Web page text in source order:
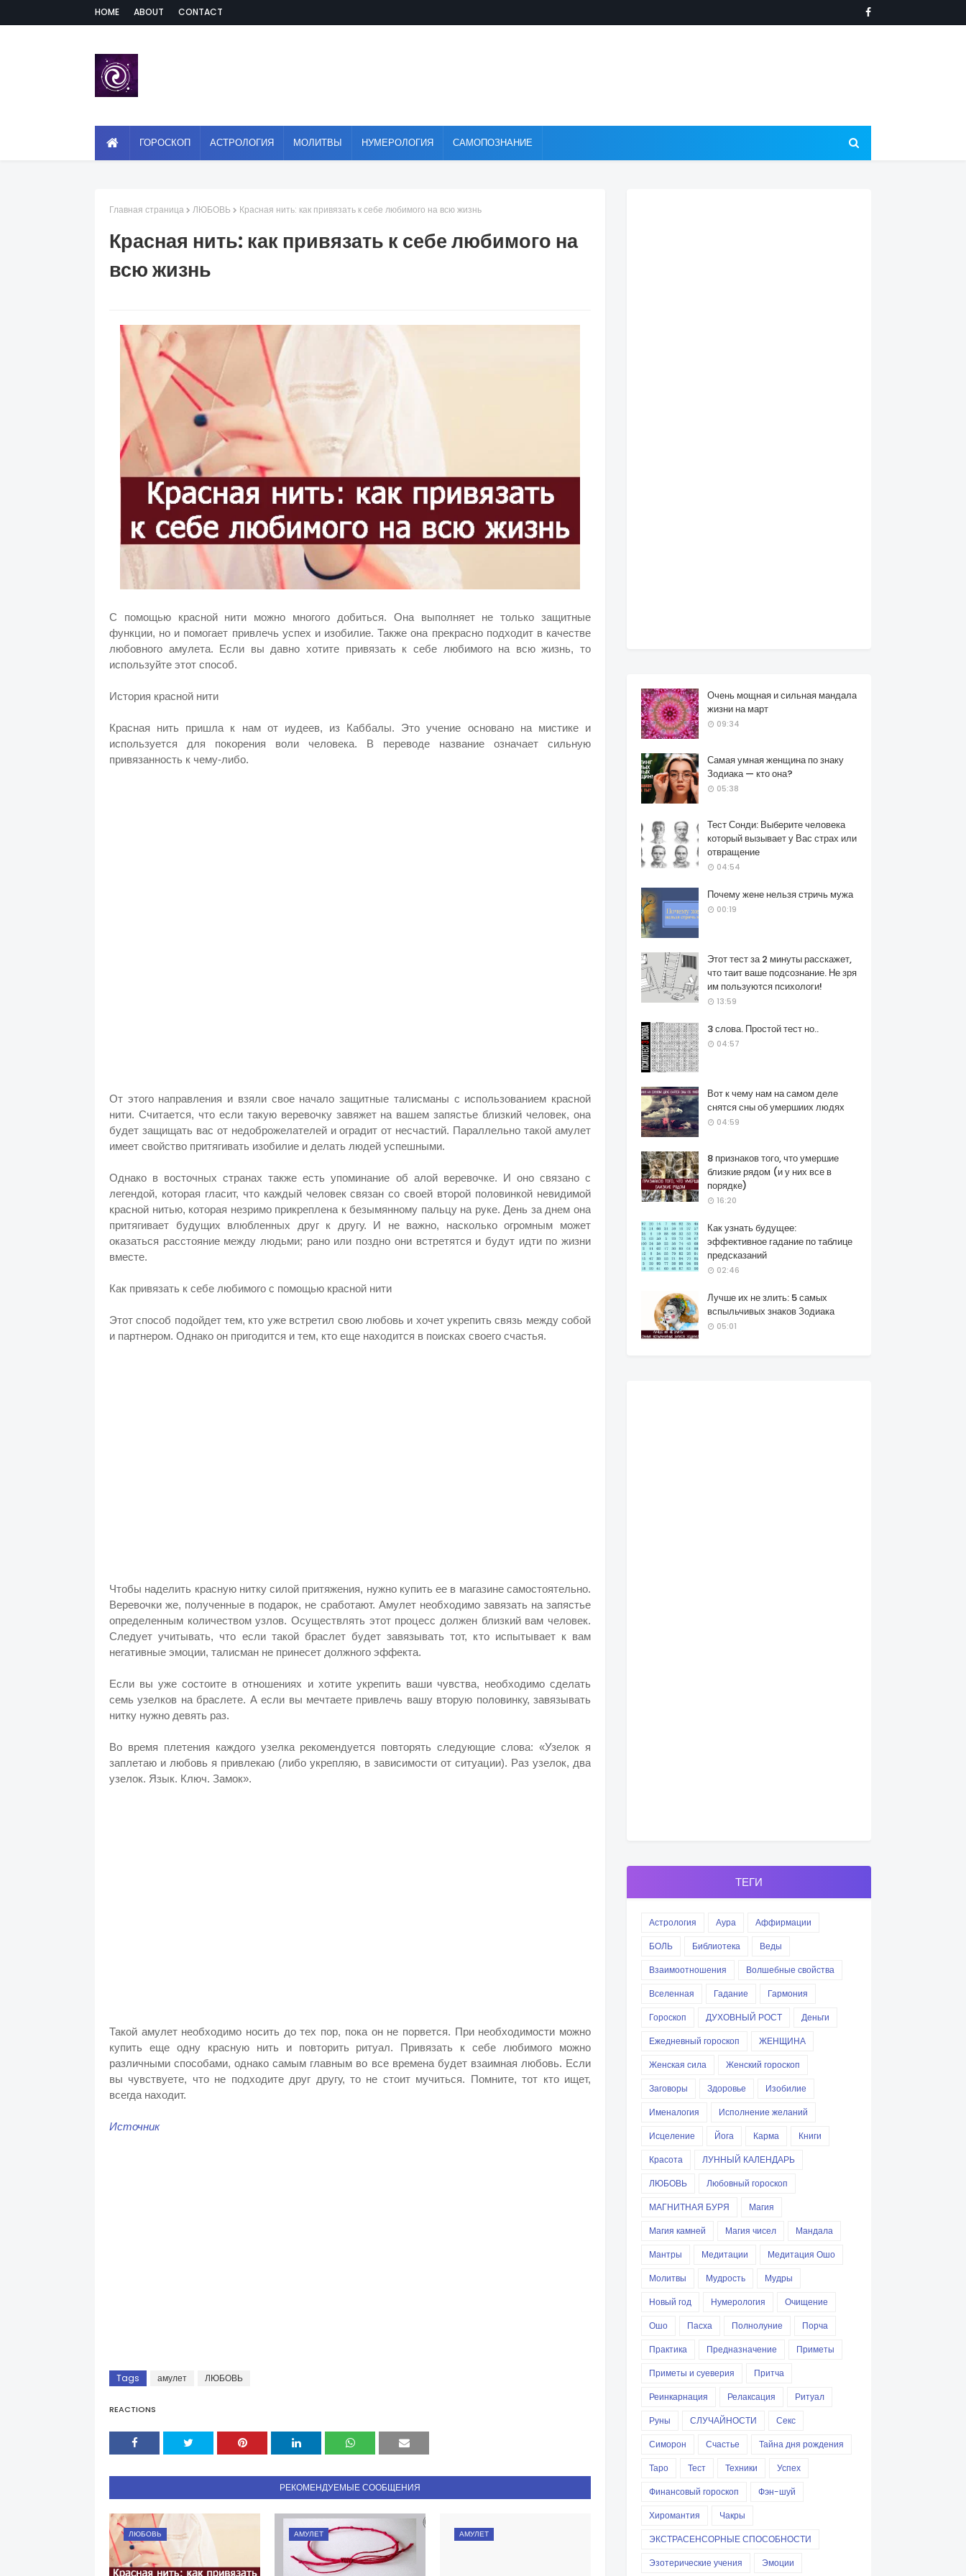
HOME ABOUT CONTACT
ГОРОСКОП АСТРОЛОГИЯ МОЛИТВЫ НУМЕРОЛОГИЯ САМОПОЗНАНИЕ
Главная страница ЛЮБОВЬ Красная нить: как привязать к себе любимого на всю жизнь
Красная нить: как привязать к себе любимого на
всю жизнь
С помощью красной нити можно многого добиться. Она выполняет не только защитные
функции, но и помогает привлечь успех и изобилие. Также она прекрасно подходит в качестве
любовного амулета. Если вы давно хотите привязать к себе любимого на всю жизнь, то
используйте этот способ.
История красной нити
Красная нить пришла к нам от иудеев, из Каббалы. Это учение основано на мистике и
используется для покорения воли человека. В переводе название означает сильную
привязанность к чему-либо.
От этого направления и взяли свое начало защитные талисманы с использованием красной
нити. Считается, что если такую веревочку завяжет на вашем запястье близкий человек, она
будет защищать вас от недоброжелателей и оградит от несчастий. Параллельно такой амулет
имеет свойство притягивать изобилие и делать людей успешными.
Однако в восточных странах также есть упоминание об алой веревочке. И оно связано с
легендой, которая гласит, что каждый человек связан со своей второй половинкой невидимой
красной нитью, которая незримо прикреплена к безымянному пальцу на руке. День за днем она
притягивает будущих влюбленных друг к другу. И не важно, насколько огромным может
оказаться расстояние между людьми; рано или поздно они встретятся и будут идти по жизни
вместе.
Как привязать к себе любимого с помощью красной нити
Этот способ подойдет тем, кто уже встретил свою любовь и хочет укрепить связь между собой
и партнером. Однако он пригодится и тем, кто еще находится в поисках своего счастья.
Чтобы наделить красную нитку силой притяжения, нужно купить ее в магазине самостоятельно.
Веревочки же, полученные в подарок, не сработают. Амулет необходимо завязать на запястье
определенным количеством узлов. Осуществлять этот процесс должен близкий вам человек.
Следует учитывать, что если такой браслет будет завязывать тот, кто испытывает к вам
негативные эмоции, талисман не принесет должного эффекта.
Если вы уже состоите в отношениях и хотите укрепить ваши чувства, необходимо сделать
семь узелков на браслете. А если вы мечтаете привлечь вашу вторую половинку, завязывать
нитку нужно девять раз.
Во время плетения каждого узелка рекомендуется повторять следующие слова: «Узелок я
заплетаю и любовь я привлекаю (либо укрепляю, в зависимости от ситуации). Раз узелок, два
узелок. Язык. Ключ. Замок».
Такой амулет необходимо носить до тех пор, пока он не порвется. При необходимости можно
купить еще одну красную нить и повторить ритуал. Привязать к себе любимого можно
различными способами, однако самым главным во все времена будет взаимная любовь. Если
вы чувствуете, что не подходите друг другу, то не стоит мучиться. Помните, тот кто ищет,
всегда находит.
Источник
Tags амулет ЛЮБОВЬ
REACTIONS
РЕКОМЕНДУЕМЫЕ СООБЩЕНИЯ
ЛЮБОВЬ АМУЛЕТ АМУЛЕТ
Очень мощная и сильная мандала
жизни на март
09:34
Самая умная женщина по знаку
Зодиака — кто она?
05:38
Тест Сонди: Выберите человека
который вызывает у Вас страх или
отвращение
04:54
Почему жене нельзя стричь мужа
00:19
Этот тест за 2 минуты расскажет,
что таит ваше подсознание. Не зря
им пользуются психологи!
13:59
3 слова. Простой тест но..
04:57
Вот к чему нам на самом деле
снятся сны об умершиих людях
04:59
8 признаков того, что умершие
близкие рядом (и у них все в
порядке)
16:20
Как узнать будущее:
эффективное гадание по таблице
предсказаний
02:46
Лучше их не злить: 5 самых
вспыльчивых знаков Зодиака
05:01
ТЕГИ
Астрология Аура
Аффирмации
БОЛЬ
Библиотека
Веды
Взаимоотношения
Волшебные свойства
Вселенная
Гадание
Гармония
Гороскоп
ДУХОВНЫЙ РОСТ
Деньги
Ежедневный гороскоп
ЖЕНЩИНА
Женская сила
Женский гороскоп
Заговоры
Здоровье
Изобилие
Именалогия
Исполнение желаний
Исцеление
Йога Карма
Книги
Красота
ЛУННЫЙ КАЛЕНДАРЬ
ЛЮБОВЬ
Любовный гороскоп
МАГНИТНАЯ БУРЯ
Магия
Магия камней
Магия чисел
Мандала
Мантры
Медитации
Медитация Ошо
Молитвы
Мудрость
Мудры
Новый год
Нумерология
Очищение
Ошо
Пасха Полнолуние
Порча
Практика
Предназначение
Приметы
Приметы и суеверия
Притча
Реинкарнация
Релаксация
Ритуал
Руны
СЛУЧАЙНОСТИ
Секс
Симорон
Счастье
Тайна дня рождения
Таро
Тест Техники
Успех
Финансовый гороскоп
Фэн-шуй
Хиромантия
Чакры
ЭКСТРАСЕНСОРНЫЕ СПОСОБНОСТИ
Эзотерические учения
Эмоции